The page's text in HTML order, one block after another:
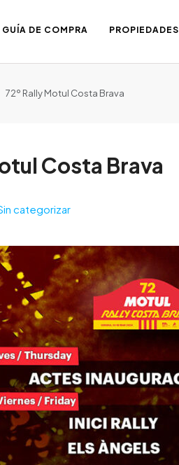
GUÍA DE COMPRA PROPIEDADES
72º Rally Motul Costa Brava
Costa Brava
categorizar